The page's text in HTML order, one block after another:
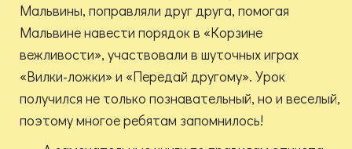
Мальвины, поправляли друг друга, помогая
Мальвине навести порядок в «Корзине
вежливости», участвовали в шуточных играх
«Вилки-ложки» и «Передай другому». Урок
получился не только познавательный, но и веселый,
поэтому многое ребятам запомнилось!